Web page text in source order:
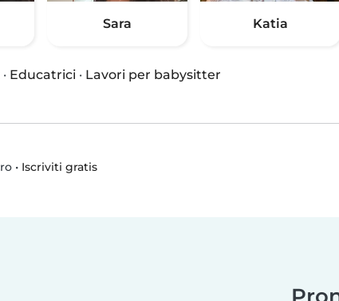
Sara Katia
· Educatrici · Lavori per babysitter
• Iscriviti gratis